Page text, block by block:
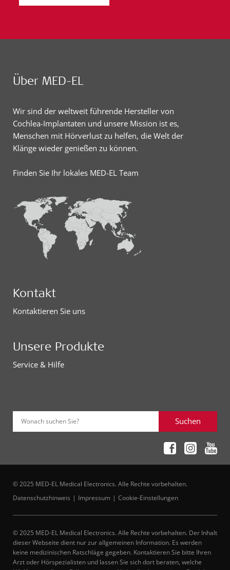
Über MED-EL
Wir sind der weltweit führende Hersteller von
Cochlea-Implantaten und unsere Mission ist es,
Menschen mit Hörverlust zu helfen, die Welt der
Klänge wieder genießen zu können.
Finden Sie Ihr lokales MED-EL Team
Kontakt
Kontaktieren Sie uns
Unsere Produkte
Service & Hilfe
Wonach suchen Sie? Suchen
© 2025 MED-EL Medical Electronics. Alle Rechte vorbehalten.
Datenschutzhinweis
Impressum Cookie-Einstellungen
© 2025 MED-EL Medical Electronics. Alle Rechte vorbehalten. Der Inhalt
dieser Webseite dient nur zur allgemeinen Information. Es werden
keine medizinischen Ratschläge gegeben. Kontaktieren Sie bitte Ihren
Arzt oder Hörspezialisten und lassen Sie sich dort beraten, welche